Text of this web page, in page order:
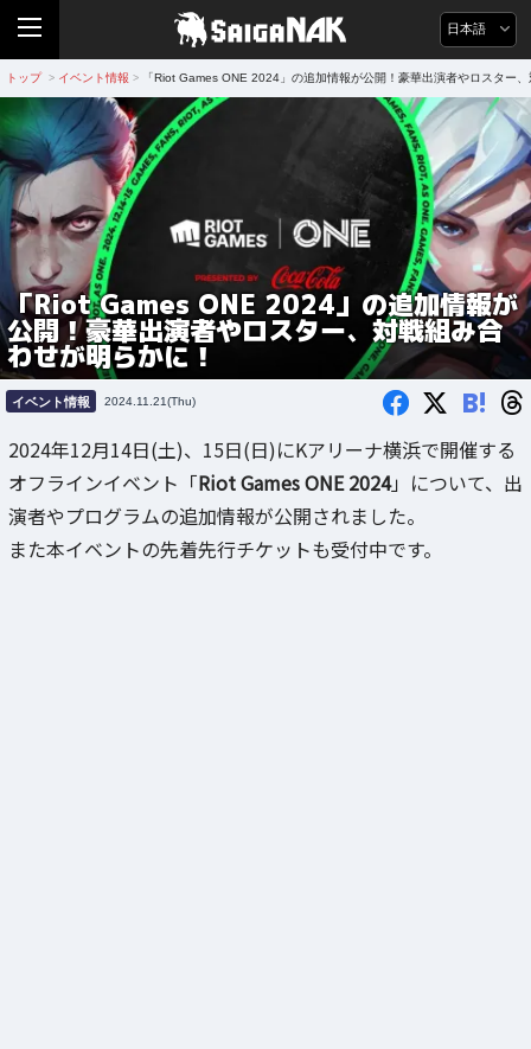
日本語
トップ > イベント情報 > 「Riot Games ONE 2024」の追加情報が公開！豪華出演者やロスター
「Riot Games ONE 2024」の追加情報が
公開！豪華出演者やロスター、対戦組み合
わせが明らかに！
イベント情報 2024.11.21(Thu) B!
2024年12月14日(土)、15日(日)にKアリーナ横浜で開催する
オフラインイベント「Riot Games ONE 2024」について、出
演者やプログラムの追加情報が公開されました。
また本イベントの先着先行チケットも受付中です。